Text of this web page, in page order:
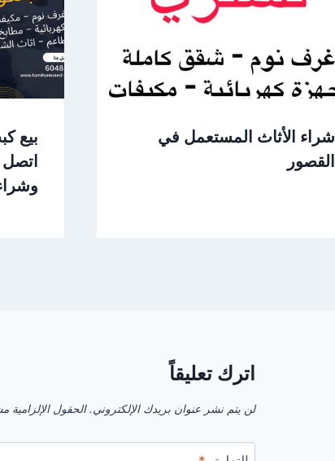
شراء الأثاث المستعمل في
القصور
بيع
اترك تعليقاً
لن يتم نشر عنوان بريدك الإلكتروني. الحقول الإلزامية